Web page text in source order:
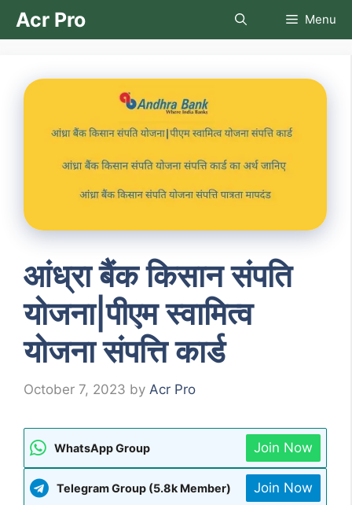
SkipAcr Pro Menu
आंध्रा बैंक किसान संपति
योजना|पीएम स्वामित्व
योजना संपत्ति कार्ड
October 7, 2023 by Acr Pro
WhatsApp Group Join Now
Telegram Group (5.8k Member) Join Now